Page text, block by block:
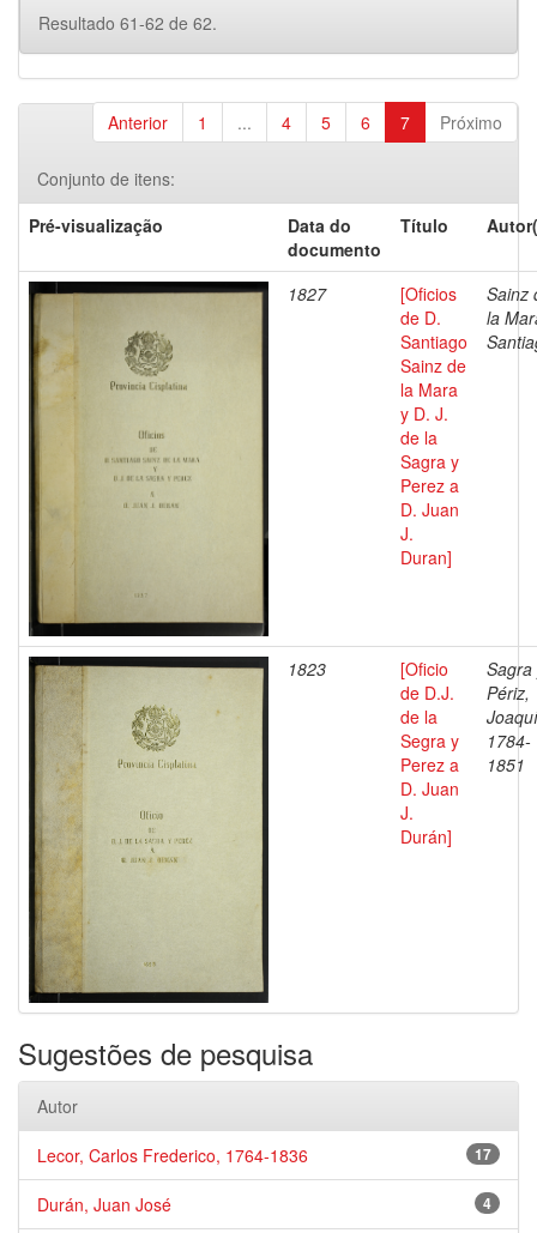
Resultado 61-62 de 62.
Anterior 1 ... 4 5 6 7 Próximo
Conjunto de itens:
Pré-visualização
Data do
documento
Título
1827
[Oficios
de D.
Santiago
Sainz de
la Mara
y D. J.
de la
Sagra y
Perez a
D. Juan
J.
Duran]
Sainz
la
1823
[Oficio
de D.J.
de la
Segra y
Perez a
D. Juan
J.
Durán]
Sagra
Périz,
1784-
1851
Sugestões de pesquisa
Autor
17
Lecor, Carlos Frederico, 1764-1836
4
Durán, Juan José